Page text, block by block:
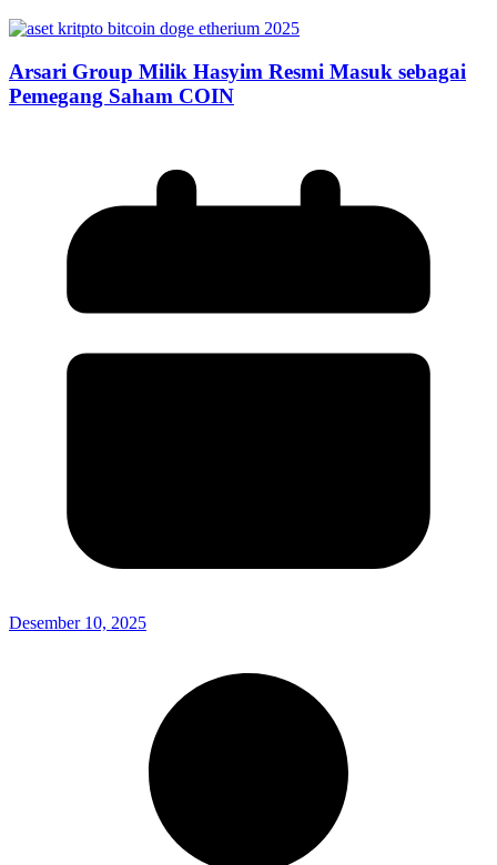
Arsari Group Milik Hasyim Resmi Masuk sebagai
Pemegang Saham COIN
Desember 10, 2025